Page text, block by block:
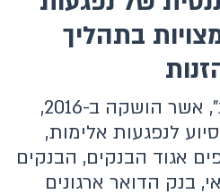
בתהליך
"אמנת זמינות פיננסית", אשר הושקה ב-2016,
לנפגעות אלימות,
אגוד הבנקים, הבנקים
בנק הדואר ארגונים